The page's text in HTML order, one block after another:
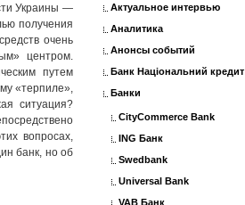
Украины —
получения
очень
центром.
путем
«терпиле»,
ситуация?
вопросах,
банк, но об
Актуальное интервью
Аналитика
Анонсы событий
Банк Національний кредит
Банки
CityCommerce Bank
ING Банк
Swedbank
Universal Bank
VAB Банк